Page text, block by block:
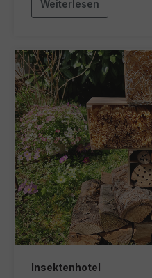
Weiterlesen
Insektenhotel